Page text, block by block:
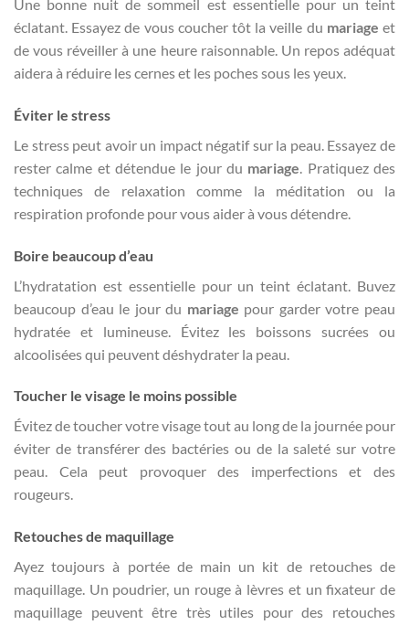
Une bonne nuit de sommeil est essentielle pour un teint
éclatant. Essayez de vous coucher tôt la veille du mariage et
de vous réveiller à une heure raisonnable. Un repos adéquat
aidera à réduire les cernes et les poches sous les yeux.
Éviter le stress
Le stress peut avoir un impact négatif sur la peau. Essayez de
rester calme et détendue le jour du mariage . Pratiquez des
techniques de relaxation comme la méditation ou la
respiration profonde pour vous aider à vous détendre.
Boire beaucoup d’eau
L’hydratation est essentielle pour un teint éclatant. Buvez
beaucoup d’eau le jour du mariage pour garder votre peau
hydratée et lumineuse. Évitez les boissons sucrées ou
alcoolisées qui peuvent déshydrater la peau.
Toucher le visage le moins possible
Évitez de toucher votre visage tout au long de la journée pour
éviter de transférer des bactéries ou de la saleté sur votre
peau. Cela peut provoquer des imperfections et des
rougeurs.
Retouches de maquillage
Ayez toujours à portée de main un kit de retouches de
maquillage. Un poudrier, un rouge à lèvres et un fixateur de
maquillage peuvent être très utiles pour des retouches